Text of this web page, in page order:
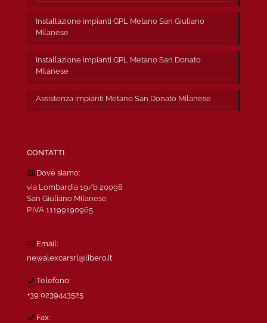
Installazione impianti GPL Metano San Giuliano
Milanese
Installazione impianti GPL Metano San Donato
Milanese
Assistenza impianti Metano San Donato Milanese
CONTATTI
Dove siamo:
via Lombardia 19/b 20098
San Giuliano Milanese
P.IVA 11199190965
Email:
newalexcarsrl@libero.it
Telefono:
+39 0239443525
Fax: